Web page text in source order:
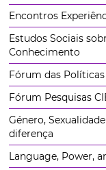
Encontros
Estudos Sociais
Conhecimento
Fórum das
Fórum Pesquisas
Género,
diferença
Language, Power,